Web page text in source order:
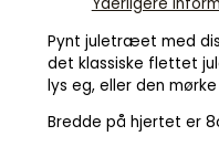
Pynt juletræet med
det klassiske flettet
lys eg, eller den
Bredde på hjertet er